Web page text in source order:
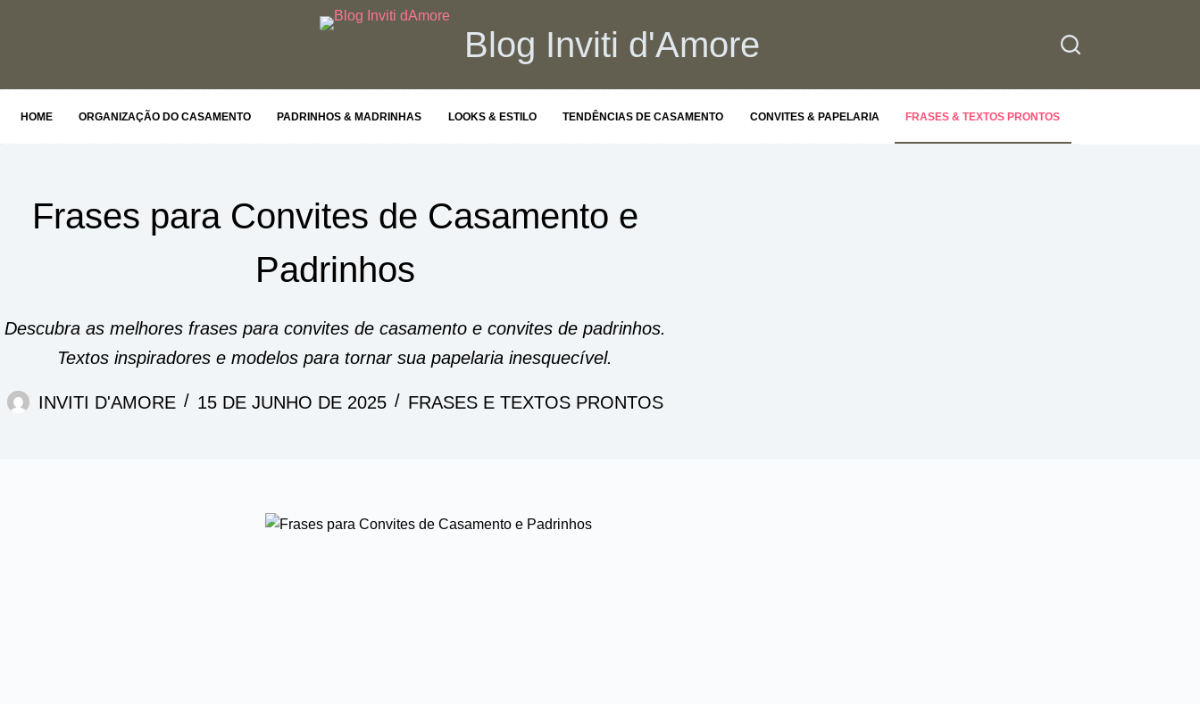
Blog Inviti d'Amore
HOME ORGANIZAÇÃO DO CASAMENTO PADRINHOS & MADRINHAS LOOKS & ESTILO TENDÊNCIAS DE CASAMENTO CONVITES & PAPELARIA FRASES & TEXTOS PRONTOS
Frases para Convites de Casamento e
Padrinhos
Descubra as melhores frases para convites de casamento e convites de padrinhos.
Textos inspiradores e modelos para tornar sua papelaria inesquecível.
INVITI D'AMORE 15 DE JUNHO DE 2025 FRASES E TEXTOS PRONTOS